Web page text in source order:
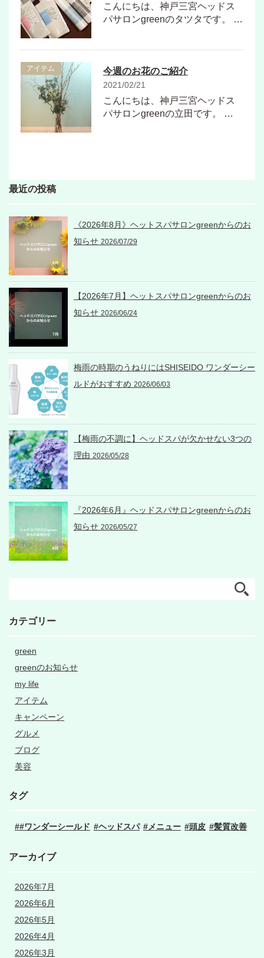
こんにちは、神戸三宮ヘッドス
パサロンgreenのタツタです。 …
アイテム 今週のお花のご紹介
2021/02/21
こんにちは、神戸三宮ヘッドス
パサロンgreenの立田です。 …
最近の投稿
《2026年8月》ヘットスパサロンgreenからのお
知らせ 2026/07/29
【2026年7月】ヘットスパサロンgreenからのお
知らせ 2026/06/24
梅雨の時期のうねりにはSHISEIDO ワンダーシー
ルドがおすすめ 2026/06/03
【梅雨の不調に】ヘッドスパが欠かせない3つの
理由 2026/05/28
『2026年6月』ヘッドスパサロンgreenからのお
知らせ 2026/05/27
カテゴリー
green
greenのお知らせ
my life
アイテム
キャンペーン
グルメ
ブログ
美容
タグ
#ワンダーシールド ヘッドスパ メニュー 頭皮 髪質改善
アーカイブ
2026年7月
2026年6月
2026年5月
2026年4月
2026年3月